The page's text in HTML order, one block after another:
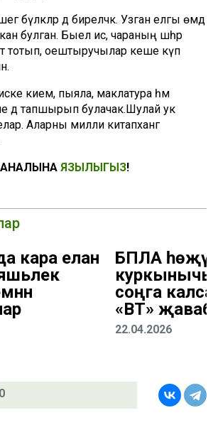
бүләкләр дә биреләчәк. Узган елгы өмәдә
булган. Быел исә, чараның шәһәр
тотып, оештыручылар кеше күп
кием, пыяла, маклатура һәм
дә тапшырып булачак.Шулай ук
Аларны милли китапханәгә
ЯЗЫЛЫГЫЗ!
кара елан
БПЛА
куркынычы
соңга
«ВТ»
22.04.2026